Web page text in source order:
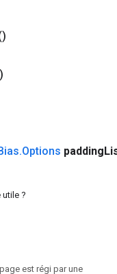
.Options padding
utile ?
est régi par une